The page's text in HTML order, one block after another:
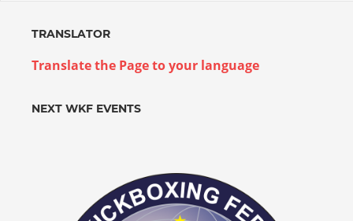
TRANSLATOR
Translate the Page to your language
NEXT WKF EVENTS